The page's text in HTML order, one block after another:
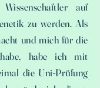
auf
zu werden. Als
und mich für die
habe ich mit
die Uni-Prüfung